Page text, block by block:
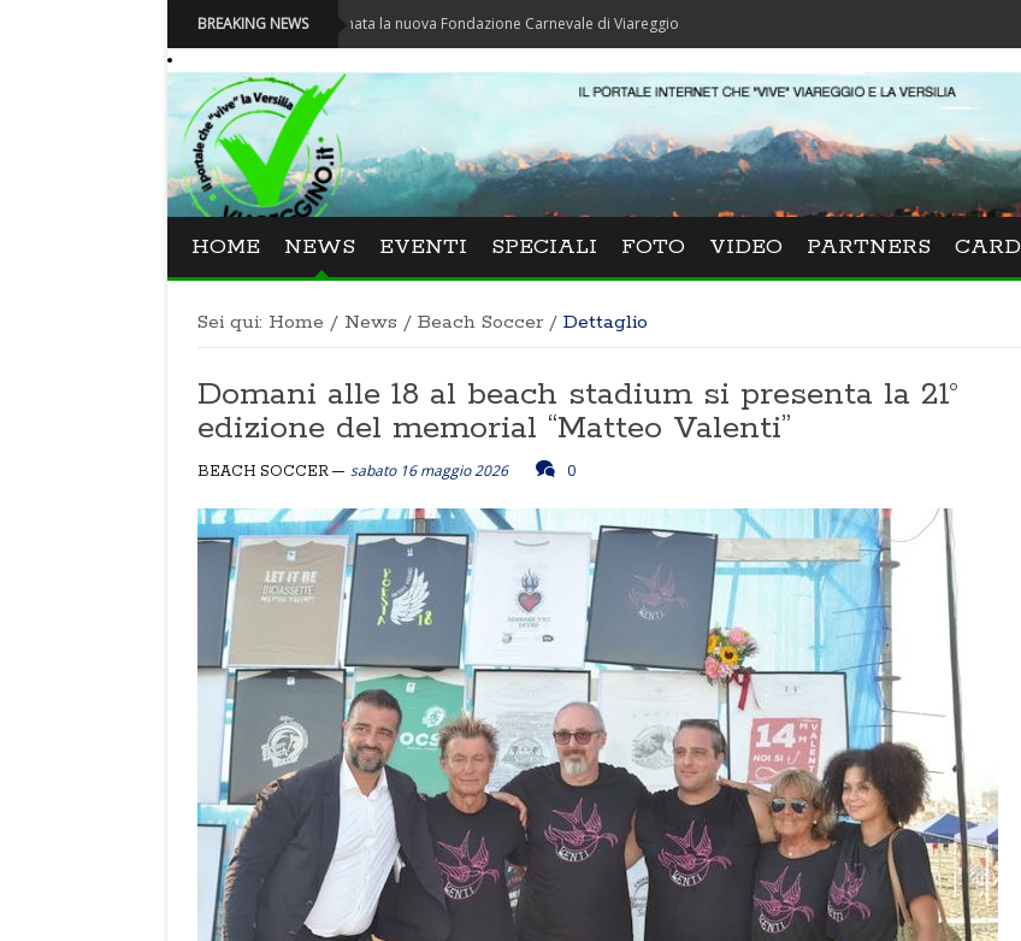
BREAKING NEWS
Carnevale - Nominata la nuova Fondazione Carnevale di Viareggio
HOME NEWS EVENTI SPECIALI FOTO VIDEO PARTNERS CARD
Sei qui: Home / News / Beach Soccer / Dettaglio
Domani alle 18 al beach stadium si presenta la 21°
edizione del memorial “Matteo Valenti”
BEACH SOCCER sabato 16 maggio 2026 0